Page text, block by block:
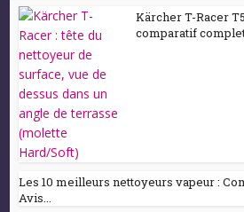
Kärcher T-Racer
comparatif
Les 10 meilleurs nettoyeurs vapeur :
Avis...